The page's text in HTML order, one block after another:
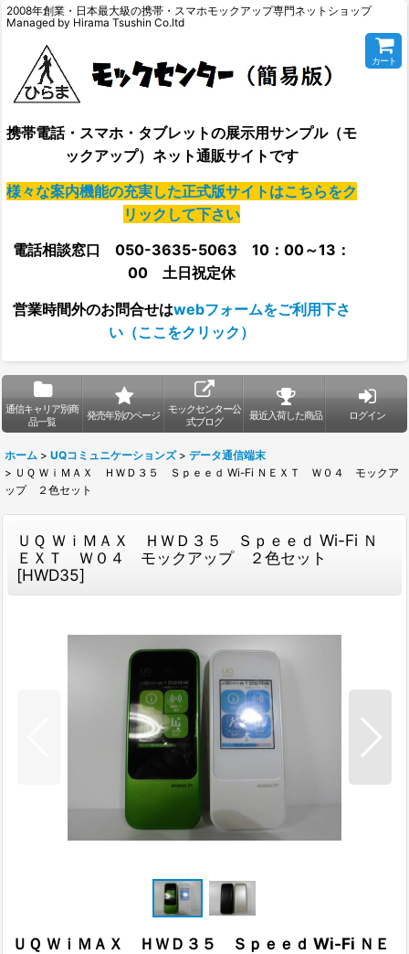
2008年創業・日本最大級の携帯・スマホモックアップ専門ネットショップ
Managed by Hirama Tsushin Co.ltd
携帯電話・スマホ・タブレットの展示用サンプル（モ
ックアップ）ネット通販サイトです
様々な案内機能の充実した正式版サイトはこちらをク
リックして下さい
電話相談窓口 050-3635-5063 10：00～13：
00 土日祝定休
営業時間外のお問合せはwebフォームをご利用下さ
い（ここをクリック）
カート
通信キャリア別商
品一覧
発売年別のページ
モックセンター公
式ブログ
最近入荷した商品 ログイン
ホーム > UQコミュニケーションズ > データ通信端末
> ＵＱ ＷｉＭＡＸ ＨＷＤ３５ Ｓｐｅｅｄ Wi-Fi ＮＥＸＴ Ｗ０４ モックア
ップ ２色セット
ＵＱ ＷｉＭＡＸ ＨＷＤ３５ Ｓｐｅｅｄ Wi-Fi Ｎ
ＥＸＴ Ｗ０４ モックアップ ２色セット
[HWD35]
ＵＱ ＷｉＭＡＸ ＨＷＤ３５ Ｓｐｅｅｄ Wi-Fi ＮＥ